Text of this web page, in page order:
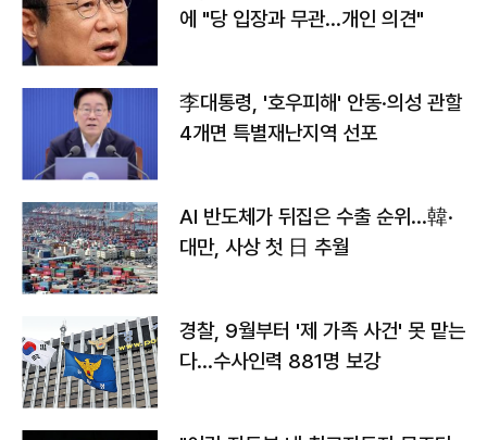
에 "당 입장과 무관…개인 의견"
李대통령, '호우피해' 안동·의성 관할
4개면 특별재난지역 선포
AI 반도체가 뒤집은 수출 순위…韓·
대만, 사상 첫 日 추월
경찰, 9월부터 '제 가족 사건' 못 맡는
다…수사인력 881명 보강